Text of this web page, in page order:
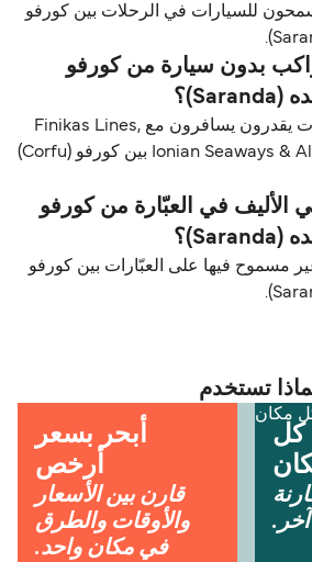
للسيارات في الرحلات بين كورفو
بدون سيارة من كورفو
إيه، الركاب بدون سيارات يقدرون يسافرون مع Finikas Lines,
Ionian Seaways & Albania Luxury Ferries بين كورفو (Corfu)
الأليف في العبّارة من كورفو
غير مسموح فيها على العبّارات بين كورفو
كل
أبحر بسعر
أرخص
قارن بين الأسعار
والأوقات والطرق
في مكان واحد.